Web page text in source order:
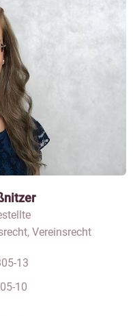
Vereinsrecht
13
10